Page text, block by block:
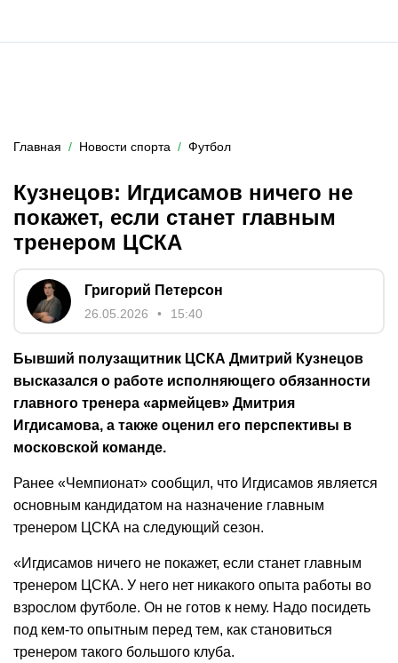
Главная Новости спорта Футбол
Кузнецов: Игдисамов ничего не
покажет, если станет главным
тренером ЦСКА
Григорий Петерсон
26.05.2026 15:40
Бывший полузащитник ЦСКА Дмитрий Кузнецов
высказался о работе исполняющего обязанности
главного тренера «армейцев» Дмитрия
Игдисамова, а также оценил его перспективы в
московской команде.
Ранее «Чемпионат» сообщил, что Игдисамов является
основным кандидатом на назначение главным
тренером ЦСКА на следующий сезон.
«Игдисамов ничего не покажет, если станет главным
тренером ЦСКА. У него нет никакого опыта работы во
взрослом футболе. Он не готов к нему. Надо посидеть
под кем-то опытным перед тем, как становиться
тренером такого большого клуба.